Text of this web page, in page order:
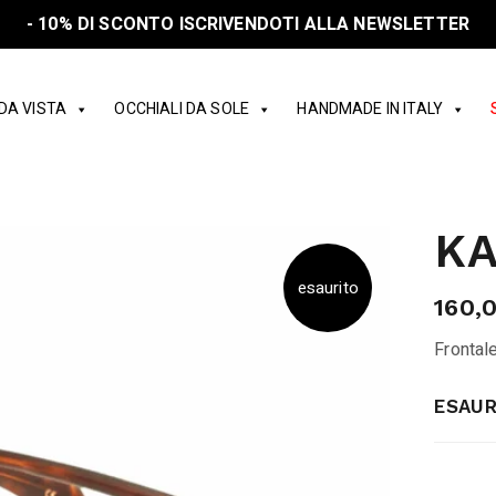
- 10% DI SCONTO ISCRIVENDOTI ALLA NEWSLETTER
VISTA OCCHIALI DA SOLE HANDMADE IN ITALY
esaurito